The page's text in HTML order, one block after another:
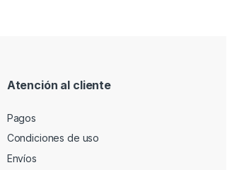
Atención al cliente
Pagos
Condiciones de uso
Envíos